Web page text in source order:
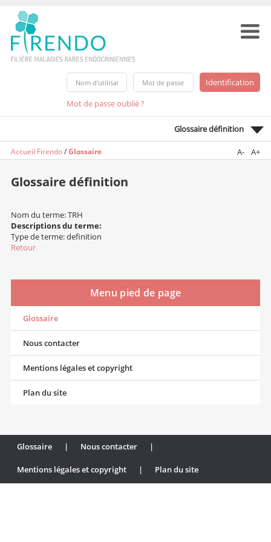
Mot de passe oublié ?
Glossaire définition
Accueil Firendo/Glossaire A- A+
Glossaire définition
Nom du terme: TRH
Descriptions du terme:
Type de terme: definition
Retour
Menu pied de page
Glossaire
Nous contacter
Mentions légales et copyright
Plan du site
Glossaire | Nous contacter |
Mentions légales et copyright | Plan du site